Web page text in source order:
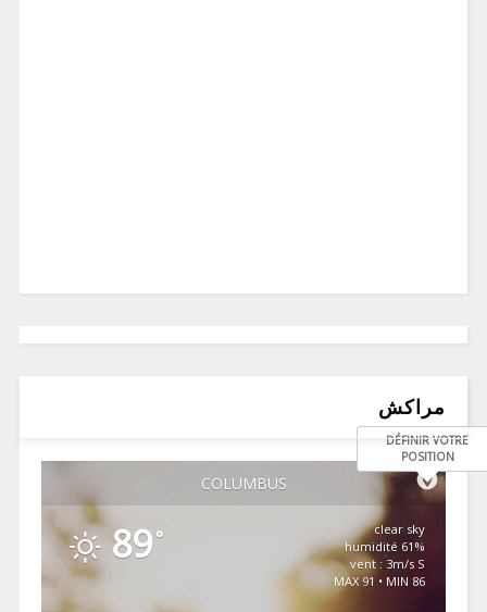
مراكش
COLUMBUS
DÉFINIR VOTRE
POSITION
89 °
clear sky
61% humidité
vent : 3m/s S
MAX 91 • MIN 86